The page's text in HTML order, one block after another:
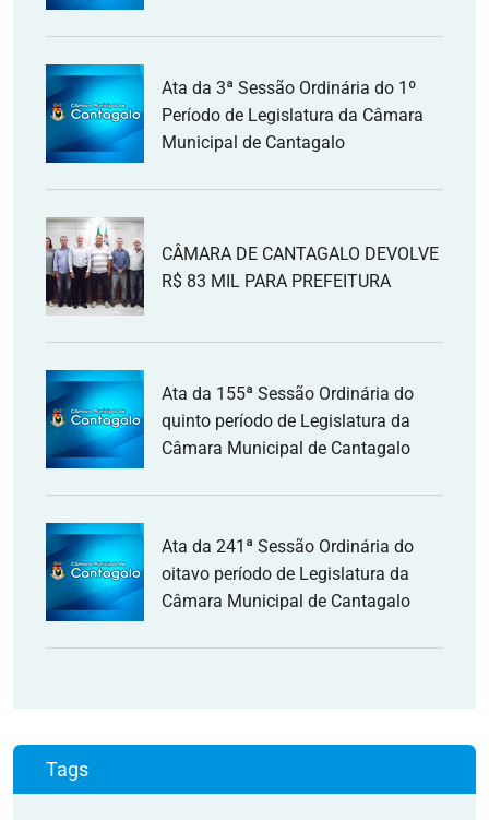
Ata da 3ª Sessão Ordinária do 1º
Período de Legislatura da Câmara
Municipal de Cantagalo
CÂMARA DE CANTAGALO DEVOLVE
R$ 83 MIL PARA PREFEITURA
Ata da 155ª Sessão Ordinária do
quinto período de Legislatura da
Câmara Municipal de Cantagalo
Ata da 241ª Sessão Ordinária do
oitavo período de Legislatura da
Câmara Municipal de Cantagalo
Tags